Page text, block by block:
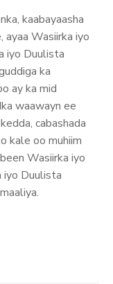
kaabayaasha
ayaa Wasiirka iyo
iyo Duulista
ka
ay ka mid
waawayn ee
cabashada
kale oo muhiim
Wasiirka iyo
iyo Duulista